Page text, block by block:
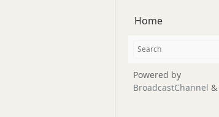
Home
Powered by
BroadcastChannel &